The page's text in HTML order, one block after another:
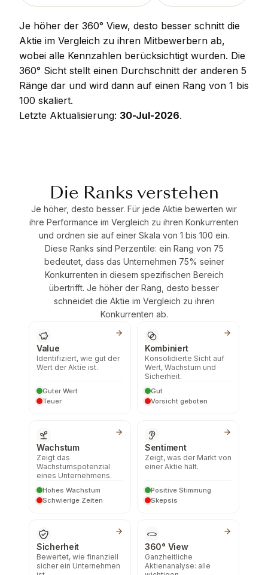
Je höher der 360° View, desto besser schnitt die
Aktie im Vergleich zu ihren Mitbewerbern ab,
wobei alle Kennzahlen berücksichtigt wurden. Die
360° Sicht stellt einen Durchschnitt der anderen 5
Ränge dar und wird dann auf einen Rang von 1 bis
100 skaliert.
Letzte Aktualisierung: 30-Jul-2026.
Die Ranks verstehen
Je höher, desto besser. Für jede Aktie bewerten wir
ihre Performance im Vergleich zu ihren Konkurrenten
und ordnen sie auf einer Skala von 1 bis 100 ein.
Diese Ranks sind Perzentile: ein Rang von 75
bedeutet, dass das Unternehmen 75% seiner
Konkurrenten in diesem spezifischen Bereich
übertrifft. Je höher der Rang, desto besser
schneidet die Aktie im Vergleich zu ihren
Konkurrenten ab.
Value
Identifiziert, wie gut der
Wert der Aktie ist.
Guter Wert
Teuer
Kombiniert
Konsolidierte Sicht auf
Wert, Wachstum und
Sicherheit.
Gut
Vorsicht geboten
Wachstum
Zeigt das
Wachstumspotenzial
eines Unternehmens.
Hohes Wachstum
Schwierige Zeiten
Sentiment
Zeigt, was der Markt von
einer Aktie hält.
Positive Stimmung
Skepsis
Sicherheit
Bewertet, wie finanziell
sicher ein Unternehmen
360° View
Ganzheitliche
Aktienanalyse: alle